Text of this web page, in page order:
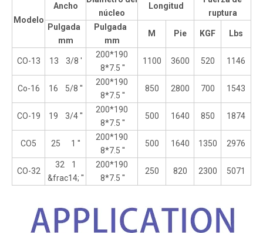
Modelo
Ancho
núcleo
Longitud
ruptura
Pulgada
mm
Pulgada
mm
M Pie KGF Lbs
CO-13 13 3/8 '
200*190
8*7.5 ''
1100 3600 520 1146
Co-16 16 5/8 ''
200*190
8*7.5 ''
850 2800 700 1543
CO-19 19 3/4 ''
200*190
8*7.5 ''
500 1640 850 1874
CO5 25 1 ''
200*190
8*7.5 ''
500 1640 1350 2976
CO-32
32 1
&frac14; ''
200*190
8*7.5 ''
250 820 2300 5071